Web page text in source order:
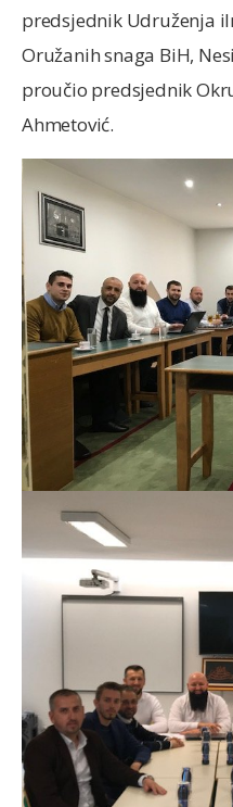
predsjednik Udruženja
Oružanih snaga BiH,
proučio predsjednik
Ahmetović.